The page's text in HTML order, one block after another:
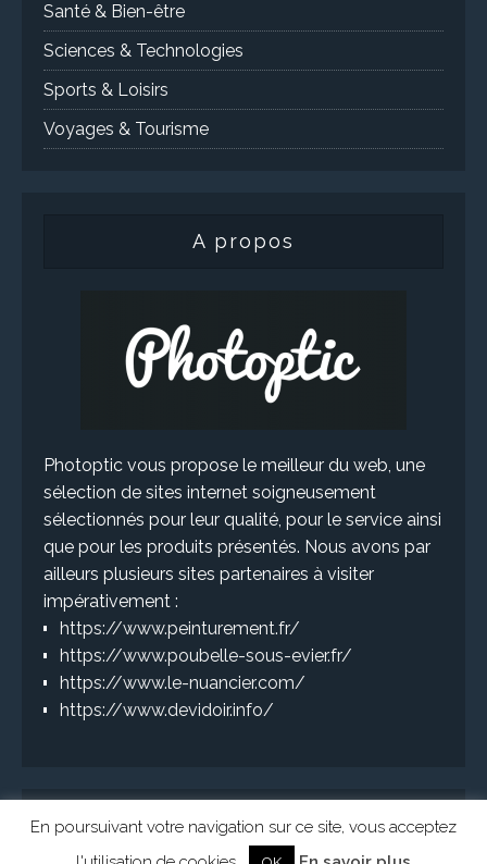
Santé & Bien-être
Sciences & Technologies
Sports & Loisirs
Voyages & Tourisme
A propos
Photoptic vous propose le meilleur du web, une
sélection de sites internet soigneusement
sélectionnés pour leur qualité, pour le service ainsi
que pour les produits présentés. Nous avons par
ailleurs plusieurs sites partenaires à visiter
impérativement :
https://www.peinturement.fr/
https://www.poubelle-sous-evier.fr/
https://www.le-nuancier.com/
https://www.devidoir.info/
En poursuivant votre navigation sur ce site, vous acceptez